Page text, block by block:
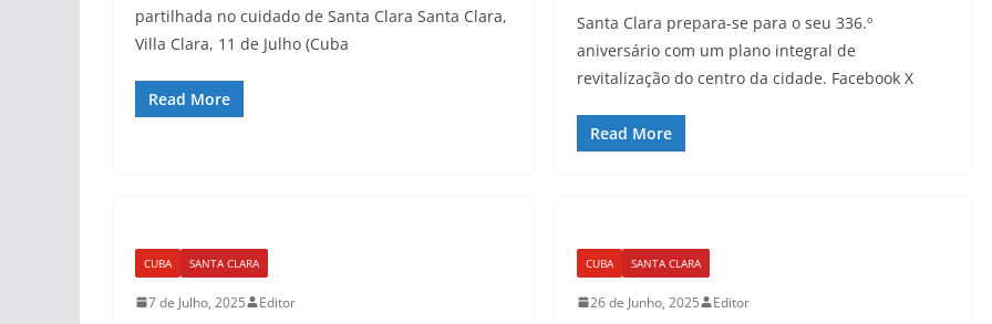
partilhada no cuidado de Santa Clara Santa Clara,
Villa Clara, 11 de Julho (Cuba
Read More
Santa Clara prepara-se para o seu 336.º
aniversário com um plano integral de
revitalização do centro da cidade. Facebook X
Read More
CUBA SANTA CLARA
7 de Julho, 2025 Editor
CUBA SANTA CLARA
26 de Junho, 2025 Editor